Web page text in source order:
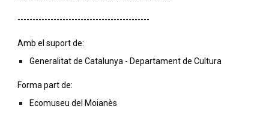
--------------------------------------------
Amb el suport de:
Generalitat de Catalunya - Departament de Cultura
Forma part de:
Ecomuseu del Moianès